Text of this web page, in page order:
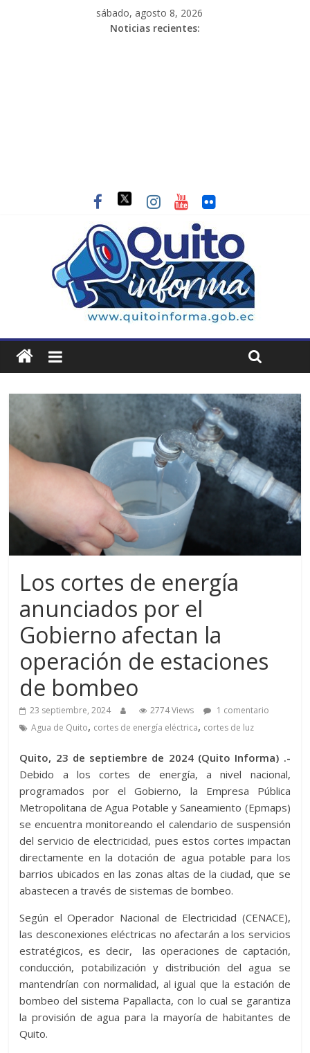
sábado, agosto 8, 2026
Noticias recientes:
Los cortes de energía
anunciados por el
Gobierno afectan la
operación de estaciones
de bombeo
23 septiembre, 2024 2774 Views
1 comentario
Agua de Quito, cortes de energía eléctrica, cortes de luz
Quito, 23 de septiembre de 2024 (Quito Informa) .-
Debido a los cortes de energía, a nivel nacional,
programados por el Gobierno, la Empresa Pública
Metropolitana de Agua Potable y Saneamiento (Epmaps)
se encuentra monitoreando el calendario de suspensión
del servicio de electricidad, pues estos cortes impactan
directamente en la dotación de agua potable para los
barrios ubicados en las zonas altas de la ciudad, que se
abastecen a través de sistemas de bombeo.
Según el Operador Nacional de Electricidad (CENACE),
las desconexiones eléctricas no afectarán a los servicios
estratégicos, es decir, las operaciones de captación,
conducción, potabilización y distribución del agua se
mantendrían con normalidad, al igual que la estación de
bombeo del sistema Papallacta, con lo cual se garantiza
la provisión de agua para la mayoría de habitantes de
Quito.